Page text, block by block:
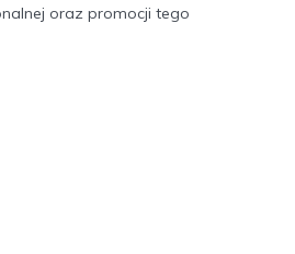
oraz promocji tego